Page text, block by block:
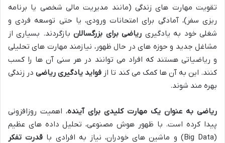
تقویت مهارت های زندگی (مانند مدیریت مالی شخصی یا برنامه
ریزی سفر)، آمادگی برای امتحانات ورودی، یا حتی توسعه فردی و
شغلی خود به یادگیری ریاضی برای بزرگسالانبازگردند. بسیاری از
مشاغل جدید و حوزه های در حال ظهور، نیازمند مهارت های تحلیلی
و ریاضیاتی هستند که افراد می توانند در هر سنی آن ها را کسب
کنند. این به آن ها کمک می کند تا از فواید یادگیری ریاضیدر زندگی
بهره مند شوند.
ریاضی به عنوان یک مهارت کلیدی برای آینده، اهمیت روزافزونی
پیدا کرده است. با ظهور هوش مصنوعی، تحلیل داده های عظیم
(Big Data) و ماشين های خودران، نیاز به افرادی با
قدرت تفکر